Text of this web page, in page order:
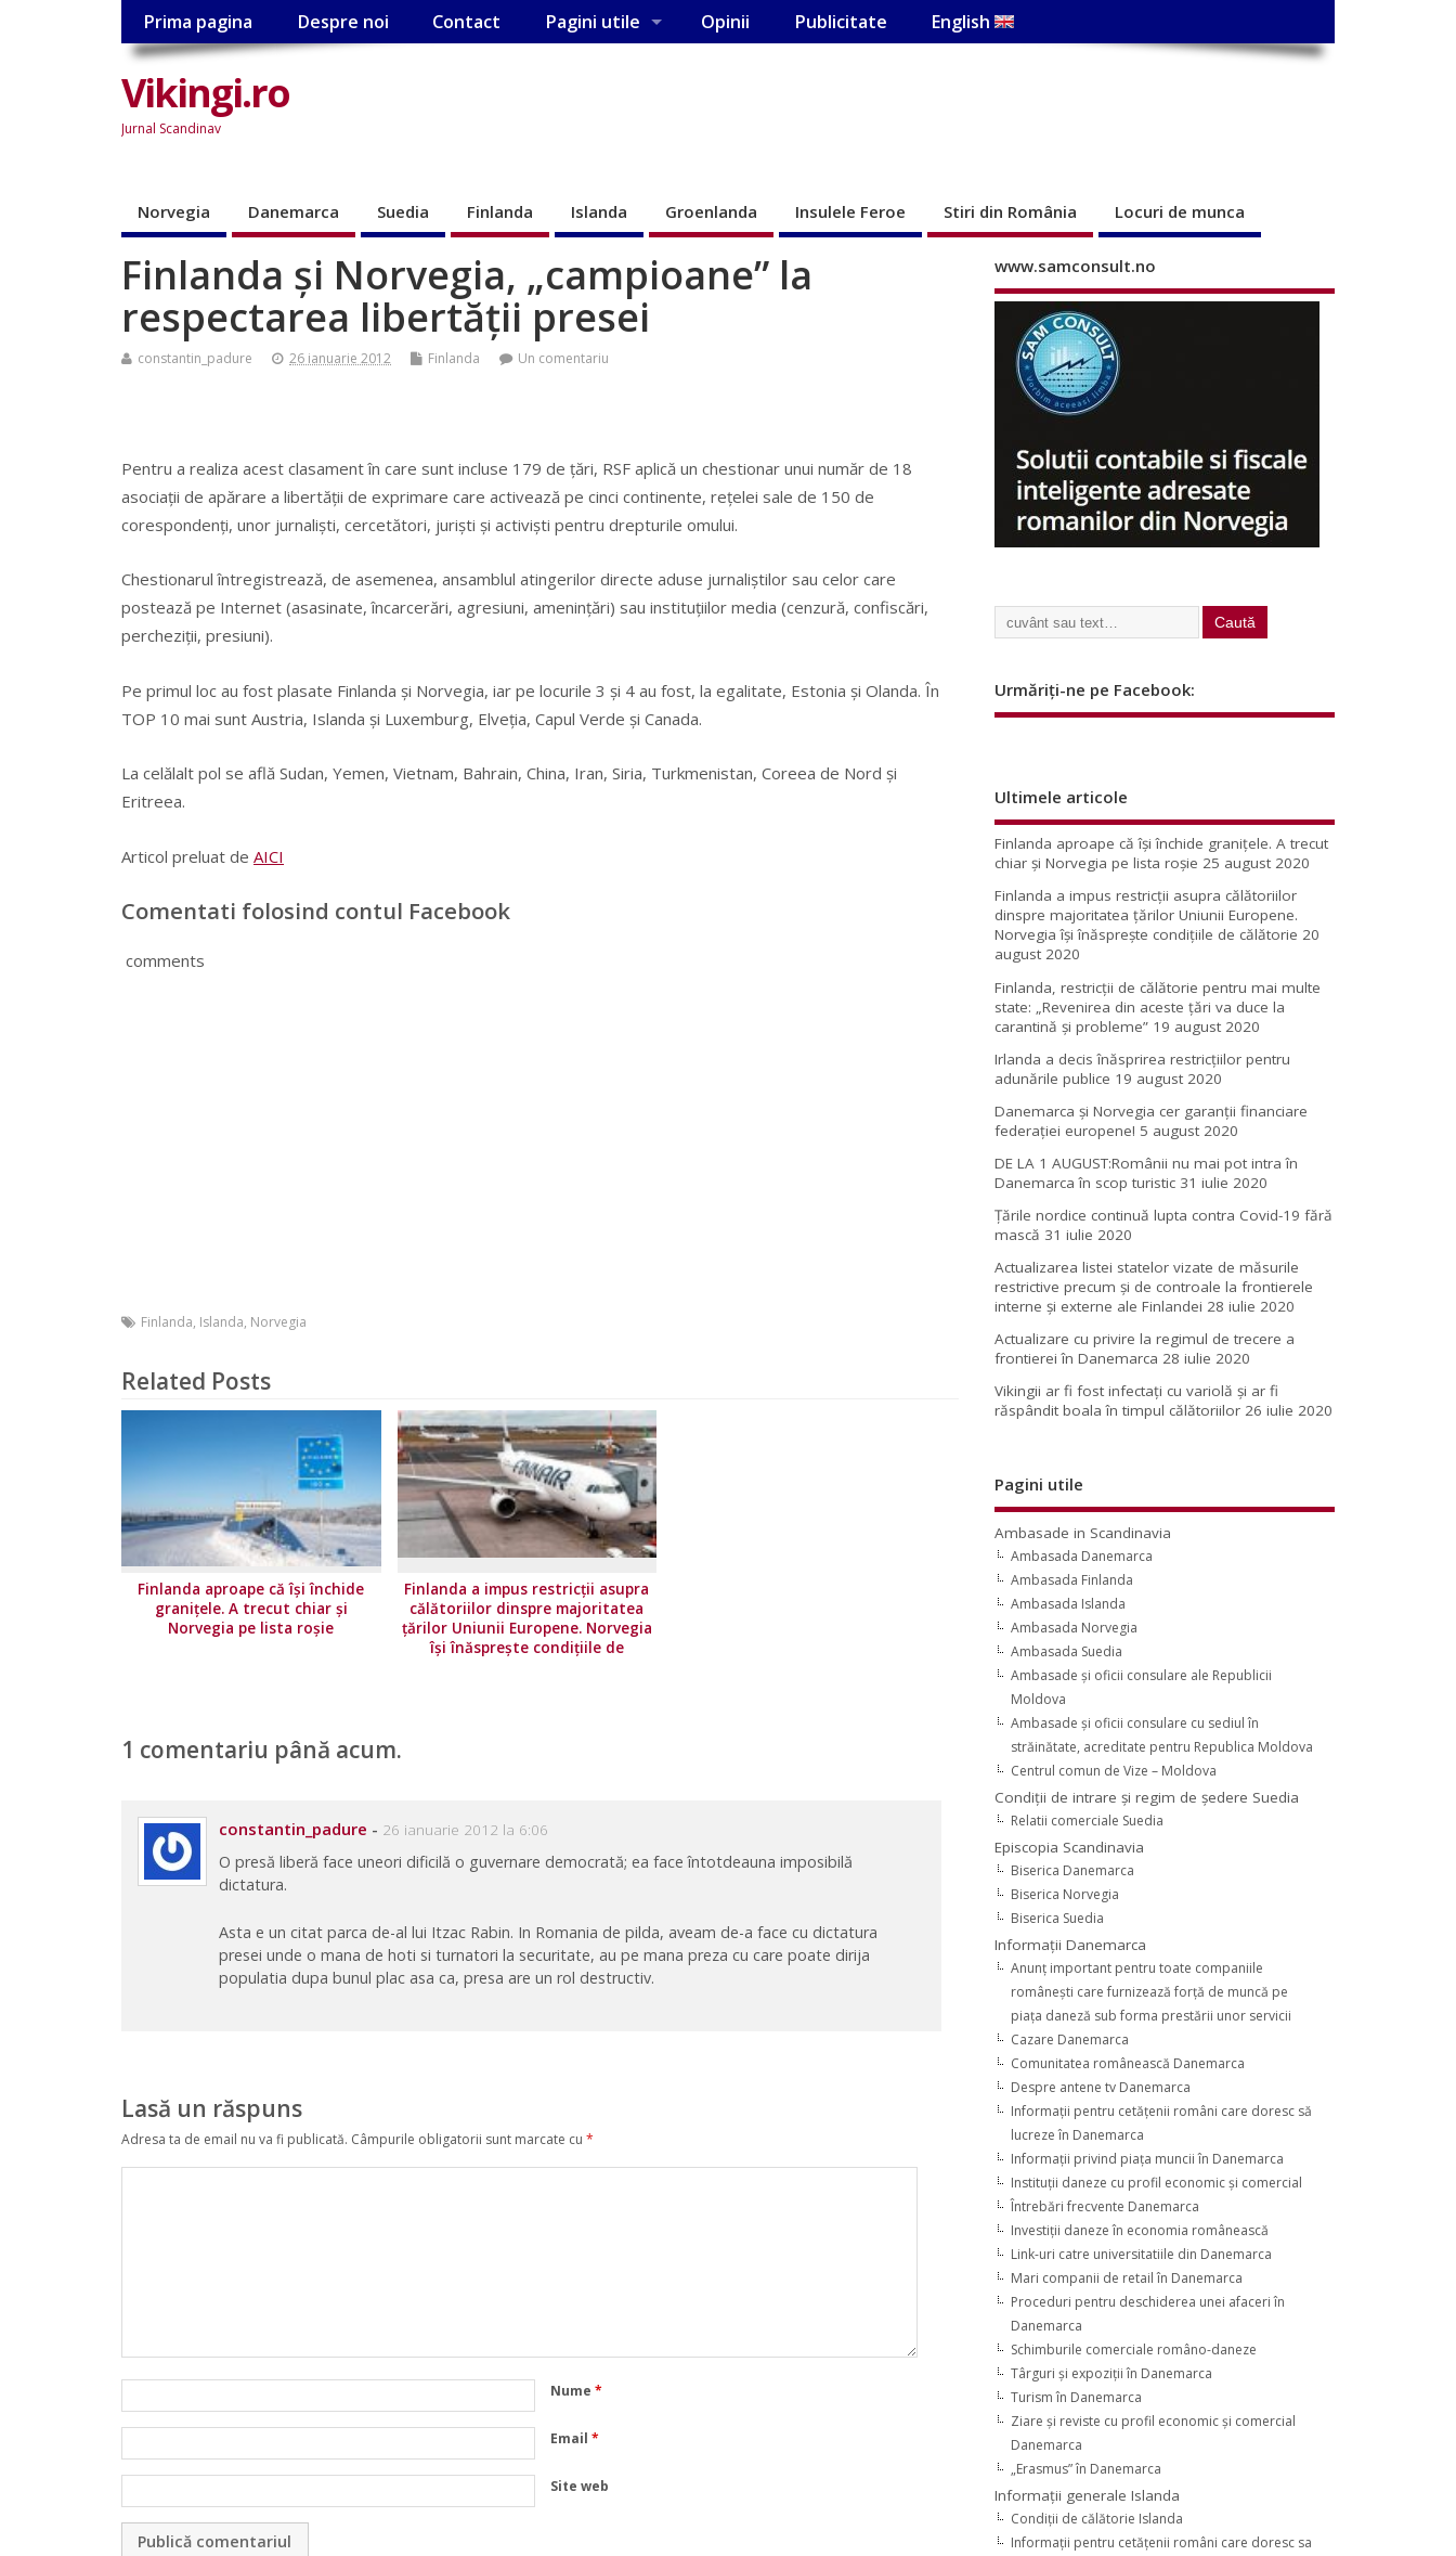
Prima pagina Despre noi Contact Pagini utile Opinii Publicitate English
Vikingi.ro
Jurnal Scandinav
Norvegia Danemarca Suedia Finlanda Islanda Groenlanda Insulele Feroe Stiri din România Locuri de munca
Finlanda şi Norvegia, „campioane” la
respectarea libertăţii presei
constantin_padure 26 ianuarie 2012 Finlanda Un comentariu
Pentru a realiza acest clasament în care sunt incluse 179 de ţări, RSF aplică un chestionar unui număr de 18
asociaţii de apărare a libertăţii de exprimare care activează pe cinci continente, reţelei sale de 150 de
corespondenţi, unor jurnalişti, cercetători, jurişti şi activişti pentru drepturile omului.
Chestionarul întregistrează, de asemenea, ansamblul atingerilor directe aduse jurnaliştilor sau celor care
postează pe Internet (asasinate, încarcerări, agresiuni, ameninţări) sau instituţiilor media (cenzură, confiscări,
percheziţii, presiuni).
Pe primul loc au fost plasate Finlanda şi Norvegia, iar pe locurile 3 şi 4 au fost, la egalitate, Estonia şi Olanda. În
TOP 10 mai sunt Austria, Islanda şi Luxemburg, Elveţia, Capul Verde şi Canada.
La celălalt pol se află Sudan, Yemen, Vietnam, Bahrain, China, Iran, Siria, Turkmenistan, Coreea de Nord şi
Eritreea.
Articol preluat de AICI
Comentati folosind contul Facebook
comments
Finlanda, Islanda, Norvegia
Related Posts
Finlanda aproape că își închide
granițele. A trecut chiar și
Norvegia pe lista roșie
Finlanda a impus restricţii asupra
călătoriilor dinspre majoritatea
ţărilor Uniunii Europene. Norvegia
își înăsprește condițiile de
1 comentariu până acum.
constantin_padure - 26 ianuarie 2012 la 6:06
O presă liberă face uneori dificilă o guvernare democrată; ea face întotdeauna imposibilă
dictatura.
Asta e un citat parca de-al lui Itzac Rabin. In Romania de pilda, aveam de-a face cu dictatura
presei unde o mana de hoti si turnatori la securitate, au pe mana preza cu care poate dirija
populatia dupa bunul plac asa ca, presa are un rol destructiv.
Lasă un răspuns
Adresa ta de email nu va fi publicată. Câmpurile obligatorii sunt marcate cu *
Nume *
Email *
Site web
www.samconsult.no
Urmăriți-ne pe Facebook:
Ultimele articole
Finlanda aproape că își închide granițele. A trecut
chiar și Norvegia pe lista roșie 25 august 2020
Finlanda a impus restricţii asupra călătoriilor
dinspre majoritatea ţărilor Uniunii Europene.
Norvegia își înăsprește condițiile de călătorie 20
august 2020
Finlanda, restricţii de călătorie pentru mai multe
state: „Revenirea din aceste ţări va duce la
carantină şi probleme” 19 august 2020
Irlanda a decis înăsprirea restricțiilor pentru
adunările publice 19 august 2020
Danemarca și Norvegia cer garanții financiare
federației europene! 5 august 2020
DE LA 1 AUGUST:Românii nu mai pot intra în
Danemarca în scop turistic 31 iulie 2020
Țările nordice continuă lupta contra Covid-19 fără
mască 31 iulie 2020
Actualizarea listei statelor vizate de măsurile
restrictive precum și de controale la frontierele
interne și externe ale Finlandei 28 iulie 2020
Actualizare cu privire la regimul de trecere a
frontierei în Danemarca 28 iulie 2020
Vikingii ar fi fost infectaţi cu variolă şi ar fi
răspândit boala în timpul călătoriilor 26 iulie 2020
Pagini utile
Ambasade in Scandinavia
Ambasada Danemarca
Ambasada Finlanda
Ambasada Islanda
Ambasada Norvegia
Ambasada Suedia
Ambasade şi oficii consulare ale Republicii
Moldova
Ambasade şi oficii consulare cu sediul în
străinătate, acreditate pentru Republica Moldova
Centrul comun de Vize – Moldova
Condiţii de intrare şi regim de şedere Suedia
Relatii comerciale Suedia
Episcopia Scandinavia
Biserica Danemarca
Biserica Norvegia
Biserica Suedia
Informaţii Danemarca
Anunţ important pentru toate companiile
româneşti care furnizează forţă de muncă pe
piaţa daneză sub forma prestării unor servicii
Cazare Danemarca
Comunitatea românească Danemarca
Despre antene tv Danemarca
Informaţii pentru cetăţenii români care doresc să
lucreze în Danemarca
Informaţii privind piaţa muncii în Danemarca
Instituţii daneze cu profil economic şi comercial
Întrebări frecvente Danemarca
Investiţii daneze în economia românească
Link-uri catre universitatiile din Danemarca
Mari companii de retail în Danemarca
Proceduri pentru deschiderea unei afaceri în
Danemarca
Schimburile comerciale româno-daneze
Târguri şi expoziţii în Danemarca
Turism în Danemarca
Ziare şi reviste cu profil economic şi comercial
Danemarca
„Erasmus” în Danemarca
Informaţii generale Islanda
Condiţii de călătorie Islanda
Informaţii pentru cetăţenii români care doresc sa